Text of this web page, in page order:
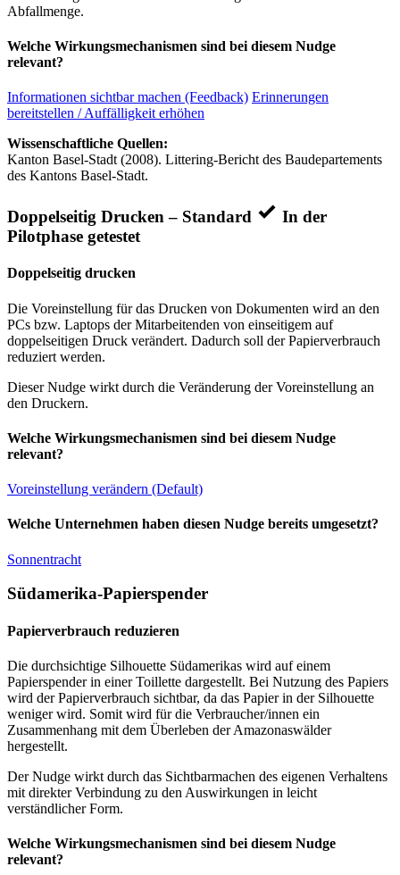
Abfallmenge.
Welche Wirkungsmechanismen sind bei diesem Nudge
relevant?
Informationen sichtbar machen (Feedback) Erinnerungen
bereitstellen / Auffälligkeit erhöhen
Wissenschaftliche Quellen:
Kanton Basel-Stadt (2008). Littering-Bericht des Baudepartements
des Kantons Basel-Stadt.
Doppelseitig Drucken – Standard
In der
Pilotphase getestet
Doppelseitig drucken
Die Voreinstellung für das Drucken von Dokumenten wird an den
PCs bzw. Laptops der Mitarbeitenden von einseitigem auf
doppelseitigen Druck verändert. Dadurch soll der Papierverbrauch
reduziert werden.
Dieser Nudge wirkt durch die Veränderung der Voreinstellung an
den Druckern.
Welche Wirkungsmechanismen sind bei diesem Nudge
relevant?
Voreinstellung verändern (Default)
Welche Unternehmen haben diesen Nudge bereits umgesetzt?
Sonnentracht
Südamerika-Papierspender
Papierverbrauch reduzieren
Die durchsichtige Silhouette Südamerikas wird auf einem
Papierspender in einer Toillette dargestellt. Bei Nutzung des Papiers
wird der Papierverbrauch sichtbar, da das Papier in der Silhouette
weniger wird. Somit wird für die Verbraucher/innen ein
Zusammenhang mit dem Überleben der Amazonaswälder
hergestellt.
Der Nudge wirkt durch das Sichtbarmachen des eigenen Verhaltens
mit direkter Verbindung zu den Auswirkungen in leicht
verständlicher Form.
Welche Wirkungsmechanismen sind bei diesem Nudge
relevant?